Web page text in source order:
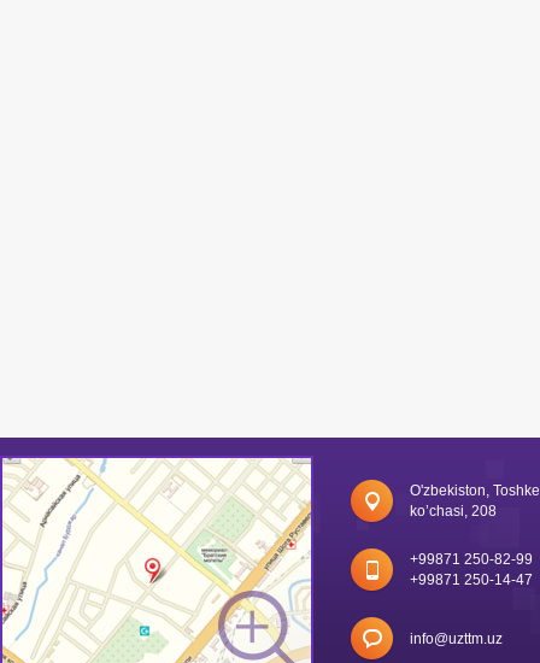
O'zbekiston,
ko’chasi, 208
+99871 250-82-99
+99871 250-14-47
info@uzttm.uz